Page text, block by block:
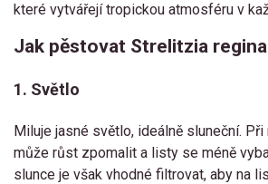
které vytvářejí tropickou atmosféru v
Jak pěstovat Strelitzia
1. Světlo
Miluje jasné světlo, ideálně sluneční.
může růst zpomalit a listy se méně
slunce je však vhodné filtrovat, aby na